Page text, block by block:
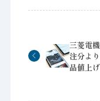
三菱電
注分よ
品値上げ